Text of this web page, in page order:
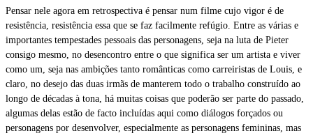
Pensar nele agora em retrospectiva é pensar num filme cujo vigor é de
resistência, resistência essa que se faz facilmente refúgio. Entre as várias e
importantes tempestades pessoais das personagens, seja na luta de Pieter
consigo mesmo, no desencontro entre o que significa ser um artista e viver
como um, seja nas ambições tanto românticas como carreiristas de Louis, e
claro, no desejo das duas irmãs de manterem todo o trabalho construído ao
longo de décadas à tona, há muitas coisas que poderão ser parte do passado,
algumas delas estão de facto incluídas aqui como diálogos forçados ou
personagens por desenvolver, especialmente as personagens femininas, mas